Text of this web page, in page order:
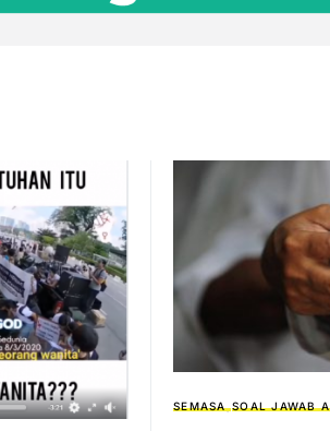
SEMASA SOAL JAWAB